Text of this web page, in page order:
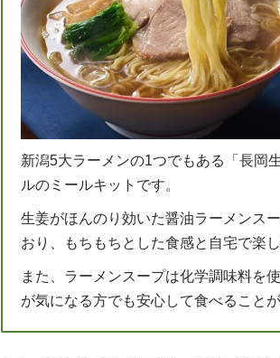
新潟5大ラーメンの1つでもある「長岡
ルのミールキットです。
生姜がほんのり効いた醤油ラーメンス
おり、もちもちとした食感と自宅で楽
また、ラーメンスープは化学調味料を
が気になる方でも安心して食べることが